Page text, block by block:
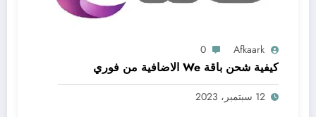
Afkaark
0
كيفية شحن باقة We الاضافية من فوري
12 سبتمبر، 2023